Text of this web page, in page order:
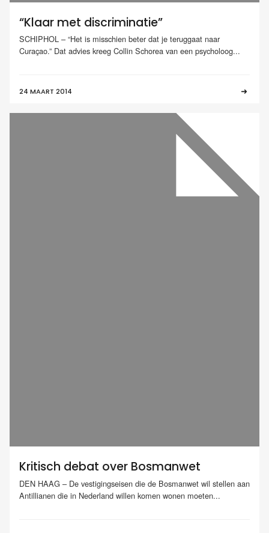
“Klaar met discriminatie”
SCHIPHOL – “Het is misschien beter dat je teruggaat naar
Curaçao.” Dat advies kreeg Collin Schorea van een psycholoog...
24 MAART 2014
Kritisch debat over Bosmanwet
DEN HAAG – De vestigingseisen die de Bosmanwet wil stellen aan
Antillianen die in Nederland willen komen wonen moeten...